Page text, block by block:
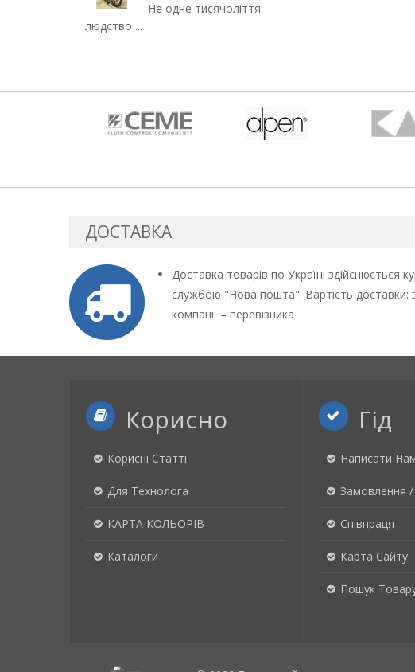
Не одне тисячоліття
людство ...
ДОСТАВКА
Доставка товарів по Україні здійснюється
службою "Нова пошта". Вартість доставки:
компанії – перевізника
Корисно
Корисні Статті
Для Технолога
КАРТА КОЛЬОРІВ
Каталоги
Гід
Написати
Замовлення
Співпраця
Карта Сайту
Пошук